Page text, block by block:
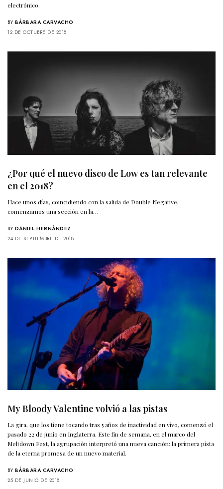
electrónico.
BY BÁRBARA CARVACHO
12 DE OCTUBRE DE 2018
¿Por qué el nuevo disco de Low es tan relevante
en el 2018?
Hace unos días, coincidiendo con la salida de Double Negative,
comenzamos una sección en la…
BY DANIEL HERNÁNDEZ
24 DE SEPTIEMBRE DE 2018
My Bloody Valentine volvió a las pistas
La gira, que los tiene tocando tras 5 años de inactividad en vivo, comenzó el
pasado 22 de junio en Inglaterra. Este fin de semana, en el marco del
Meltdown Fest, la agrupación interpretó una nueva canción: la primera pista
de la eterna promesa de un nuevo material.
BY BÁRBARA CARVACHO
25 DE JUNIO DE 2018